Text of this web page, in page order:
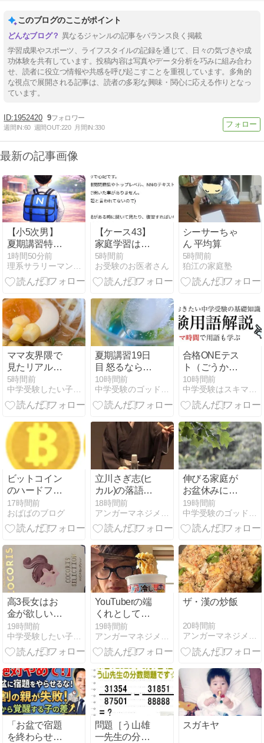
このブログのここがポイント
異なるジャンルの記事をバランス良く掲載
学習成果やスポーツ、ライフスタイルの記録を通じて、日々の気づきや成
功体験を共有しています。投稿内容は写真やデータ分析を巧みに組み合わ
せ、読者に役立つ情報や共感を呼び起こすことを重視しています。多角的
な視点で展開される記事は、読者の多彩な興味・関心に応える作りとなっ
ています。
1952420 9
週間IN:60 週間OUT:220 月間IN:330
最新の記事画像
【小5次男】
夏期講習特別
テスト②の結
果
1時間50分前
理系サラリーマンの投資と中学受験伴走
【ケース43】
家庭学習はや
るが、それ以
上にチャレン
ジしようとし
マロ】
5時間前
お受験のお医者さん
シーサーちゃ
ん 平均算
5時間前
狛江の家庭塾
ママ友界隈で
見たリアル顔
採用の思い出
5時間前
中学受験したい子供が2人います
夏期講習19日
目 怒るなら、
１分
10時間前
中学受験のゴッドマザー日記〜悔いのない受験を目指して〜
合格ONEテス
ト（ごうかく
わんてすと）
10時間前
中学受験はスキマ時間で合格する
ビットコイン
のハードフォ
ークが実施さ
れる！BTCの
価格やルール
変わるのか？
17時間前
おばばのブログ
立川さぎ志(ヒ
カル)の落語
全部聞いちゃ
ったよね
18時間前
伸びる家庭が
お盆休みに大
事にしている
「3つの視
点」/夏期講習
19時間前
高3長女はお
金が欲しいお
年頃！？いら
ないって言っ
てたけどな！
19時間前
YouTuberの端
くれとしては
やらないわけ
にはいかない
笑
19時間前
ザ・漢の炒飯
20時間前
「お盆で宿題
を終わらせな
問題［う山雄
一先生の分
スガキヤ